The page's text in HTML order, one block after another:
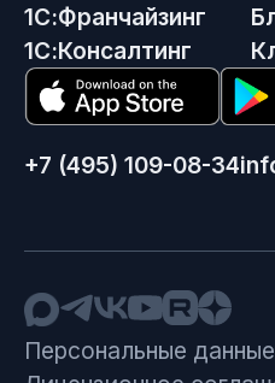
1С:Франчайзинг
1С:Консалтинг
+7 (495) 109-08-34
Персональные данные